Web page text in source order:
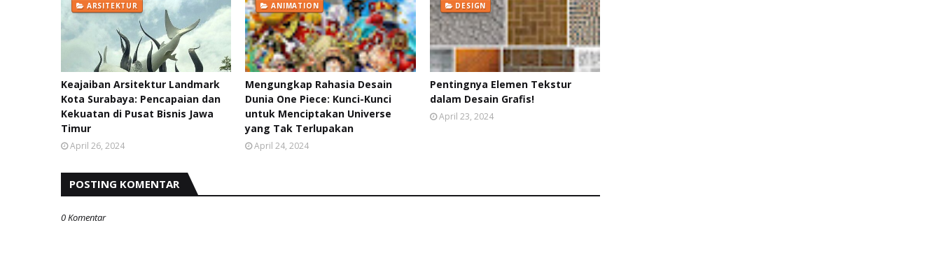
ARSITEKTUR
Keajaiban Arsitektur Landmark
Kota Surabaya: Pencapaian dan
Kekuatan di Pusat Bisnis Jawa
Timur
April 26, 2024
ANIMATION
Mengungkap Rahasia Desain
Dunia One Piece: Kunci-Kunci
untuk Menciptakan Universe
yang Tak Terlupakan
April 24, 2024
DESIGN
Pentingnya Elemen Tekstur
dalam Desain Grafis!
April 23, 2024
POSTING KOMENTAR
0 Komentar